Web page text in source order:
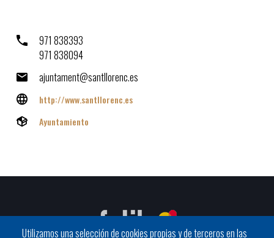
971 838393
971 838094
ajuntament@santllorenc.es
http://www.santllorenc.es
Ayuntamiento
Utilizamos una selección de cookies propias y de terceros en las